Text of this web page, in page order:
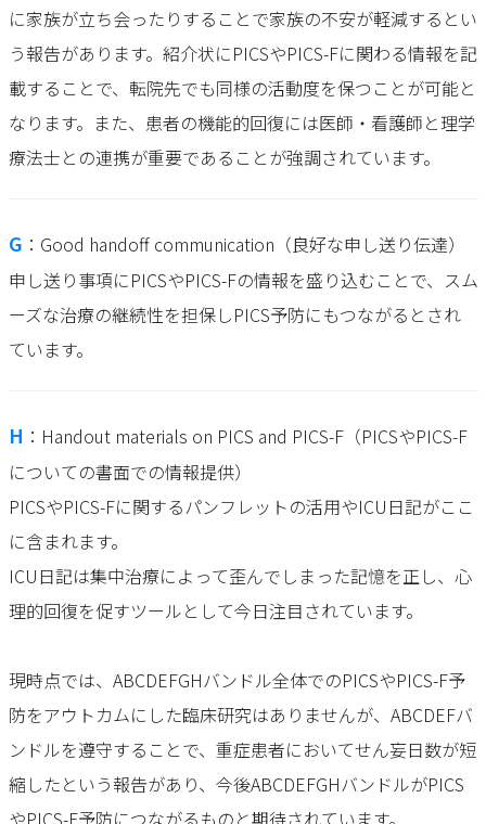
に家族が立ち会ったりすることで家族の不安が軽減するとい
う報告があります。紹介状にPICSやPICS-Fに関わる情報を記
載することで、転院先でも同様の活動度を保つことが可能と
なります。また、患者の機能的回復には医師・看護師と理学
療法士との連携が重要であることが強調されています。
G ：Good handoff communication（良好な申し送り伝達）
申し送り事項にPICSやPICS-Fの情報を盛り込むことで、スム
ーズな治療の継続性を担保しPICS予防にもつながるとされ
ています。
H ：Handout materials on PICS and PICS-F（PICSやPICS-F
についての書面での情報提供）
PICSやPICS-Fに関するパンフレットの活用やICU日記がここ
に含まれます。
ICU日記は集中治療によって歪んでしまった記憶を正し、心
理的回復を促すツールとして今日注目されています。
現時点では、ABCDEFGHバンドル全体でのPICSやPICS-F予
防をアウトカムにした臨床研究はありませんが、ABCDEFバ
ンドルを遵守することで、重症患者においてせん妄日数が短
縮したという報告があり、今後ABCDEFGHバンドルがPICS
やPICS-F予防につながるものと期待されています。